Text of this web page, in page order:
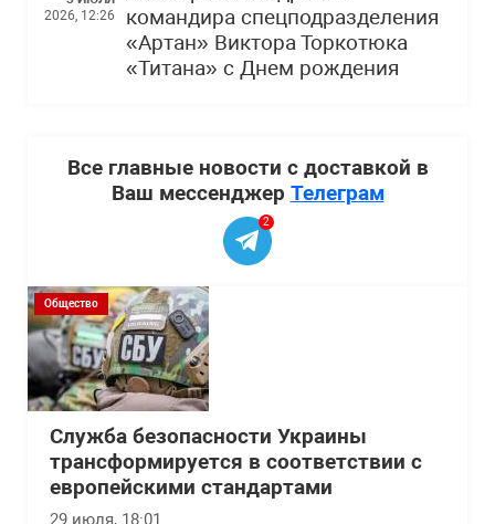
2026, 12:26
командира спецподразделения
«Артан» Виктора Торкотюка
«Титана» с Днем рождения
Все главные новости с доставкой в
Ваш мессенджер Телеграм
2
Общество
Служба безопасности Украины
трансформируется в соответствии с
европейскими стандартами
29 июля, 18:01